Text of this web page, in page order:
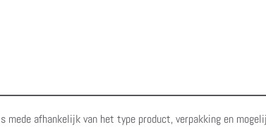
afhankelijk van het type product, verpakking en